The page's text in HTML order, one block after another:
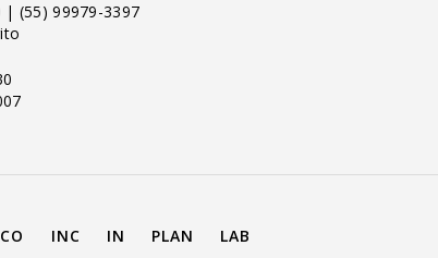
| (55) 99979-3397
INC IN PLAN LAB